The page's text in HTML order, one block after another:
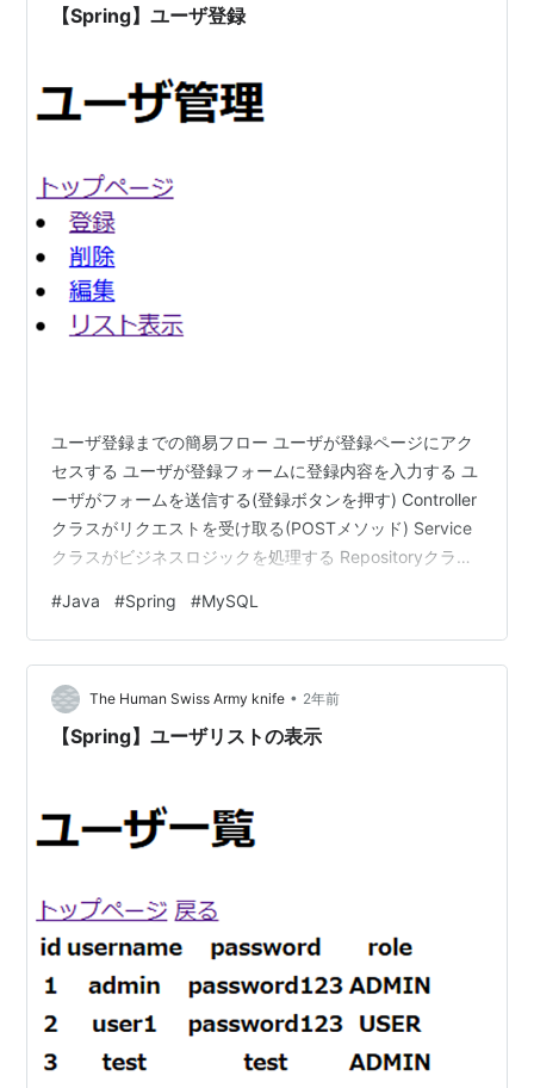
【Spring】ユーザ登録
ユーザ登録までの簡易フロー ユーザが登録ページにアク
セスする ユーザが登録フォームに登録内容を入力する ユ
ーザがフォームを送信する(登録ボタンを押す) Controller
クラスがリクエストを受け取る(POSTメソッド) Service
クラスがビジネスロジックを処理する Repositoryクラス
を返す(成功・失敗) Controllerクラスが結果を受け取る
(リダイレクト・確認メッセージ) 1.ユーザ登録ページの作
成 … <body> <h1 class="mt-3">ユーザ作成</h1>
<form action="#" th:a…
#Java #Spring #MySQL
The Human Swiss Army knife • 2年前
【Spring】ユーザリストの表示